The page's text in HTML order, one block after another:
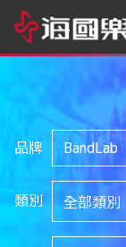
品牌
類別